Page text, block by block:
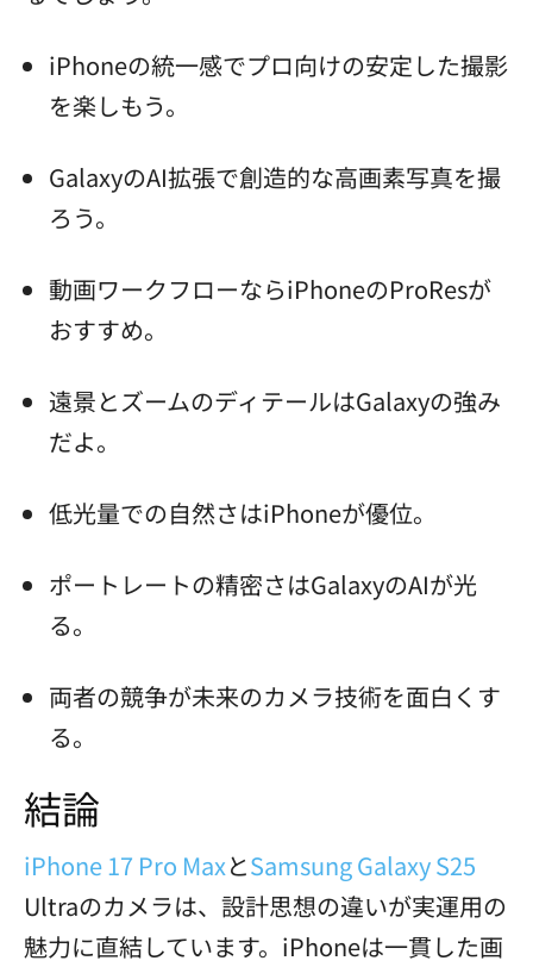
iPhoneの統一感でプロ向けの安定した撮影
を楽しもう。
GalaxyのAI拡張で創造的な高画素写真を撮
ろう。
動画ワークフローならiPhoneのProResが
おすすめ。
遠景とズームのディテールはGalaxyの強み
だよ。
低光量での自然さはiPhoneが優位。
ポートレートの精密さはGalaxyのAIが光
る。
両者の競争が未来のカメラ技術を面白くす
る。
結論
iPhone 17 Pro MaxとSamsung Galaxy S25
Ultraのカメラは、設計思想の違いが実運用の
魅力に直結しています。iPhoneは一貫した画